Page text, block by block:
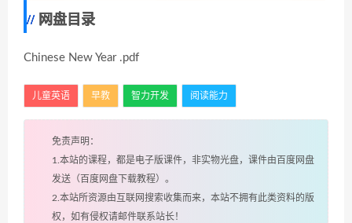
网盘目录
Chinese New Year .pdf
儿童英语 早教 智力开发 阅读能力
免责声明：
1.本站的课程，都是电子版课件，非实物光盘，课件由百度网盘
发送（百度网盘下载教程）。
2.本站所资源由互联网搜索收集而来，本站不拥有此类资料的版
权，如有侵权请邮件联系站长！